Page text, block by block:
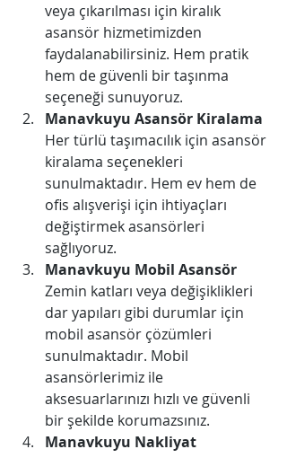
veya çıkarılması için kiralık
asansör hizmetimizden
faydalanabilirsiniz. Hem pratik
hem de güvenli bir taşınma
seçeneği sunuyoruz.
Manavkuyu ​​Asansör Kiralama
Her türlü taşımacılık için asansör
kiralama seçenekleri
sunulmaktadır. Hem ev hem de
ofis alışverişi için ihtiyaçları
değiştirmek asansörleri
sağlıyoruz.
Manavkuyu ​​Mobil Asansör
Zemin katları veya değişiklikleri
dar yapıları gibi durumlar için
mobil asansör çözümleri
sunulmaktadır. Mobil
asansörlerimiz ile
aksesuarlarınızı hızlı ve güvenli
bir şekilde korumazsınız.
Manavkuyu ​​Nakliyat